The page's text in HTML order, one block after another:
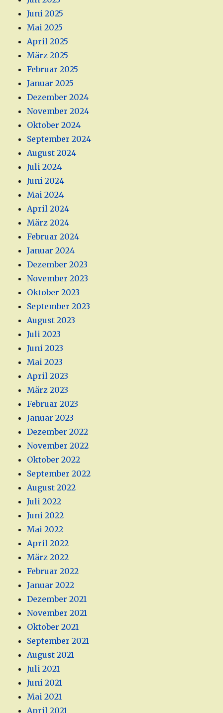
Juni 2025
Mai 2025
April 2025
März 2025
Februar 2025
Januar 2025
Dezember 2024
November 2024
Oktober 2024
September 2024
August 2024
Juli 2024
Juni 2024
Mai 2024
April 2024
März 2024
Februar 2024
Januar 2024
Dezember 2023
November 2023
Oktober 2023
September 2023
August 2023
Juli 2023
Juni 2023
Mai 2023
April 2023
März 2023
Februar 2023
Januar 2023
Dezember 2022
November 2022
Oktober 2022
September 2022
August 2022
Juli 2022
Juni 2022
Mai 2022
April 2022
März 2022
Februar 2022
Januar 2022
Dezember 2021
November 2021
Oktober 2021
September 2021
August 2021
Juli 2021
Juni 2021
Mai 2021
April 2021